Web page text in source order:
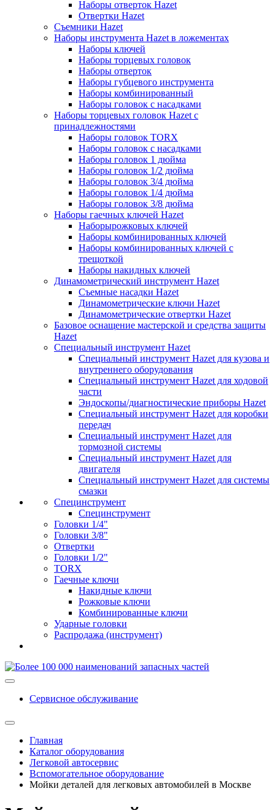
Наборы отверток Hazet
Отвертки Hazet
Съемники Hazet
Наборы инструмента Hazet в ложементах
Наборы ключей
Наборы торцевых головок
Наборы отверток
Наборы губцевого инструмента
Наборы комбинированный
Наборы головок с насадками
Наборы торцевых головок Hazet с
принадлежностями
Наборы головок TORX
Наборы головок с насадками
Наборы головок 1 дюйма
Наборы головок 1/2 дюйма
Наборы головок 3/4 дюйма
Наборы головок 1/4 дюйма
Наборы головок 3/8 дюйма
Наборы гаечных ключей Hazet
Наборырожковых ключей
Наборы комбинированных ключей
Наборы комбинированных ключей с
трещоткой
Наборы накидных ключей
Динамометрический инструмент Hazet
Съемные насадки Hazet
Динамометрические ключи Hazet
Динамометрические отвертки Hazet
Базовое оснащение мастерской и средства защиты
Hazet
Специальный инструмент Hazet
Специальный инструмент Hazet для кузова и
внутреннего оборудования
Специальный инструмент Hazet для ходовой
части
Эндоскопы/диагностические приборы Hazet
Специальный инструмент Hazet для коробки
передач
Специальный инструмент Hazet для
тормозной системы
Специальный инструмент Hazet для
двигателя
Специальный инструмент Hazet для системы
смазки
Специнструмент
Специнструмент
Головки 1/4"
Головки 3/8"
Отвертки
Головки 1/2"
TORX
Гаечные ключи
Накидные ключи
Рожковые ключи
Комбинированные ключи
Ударные головки
Распродажа (инструмент)
Сервисное обслуживание
Главная
Каталог оборудования
Легковой автосервис
Вспомогательное оборудование
Мойки деталей для легковых автомобилей в Москве